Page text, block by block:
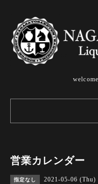
営業カレンダー
指定なし 2021-05-06 (Thu)